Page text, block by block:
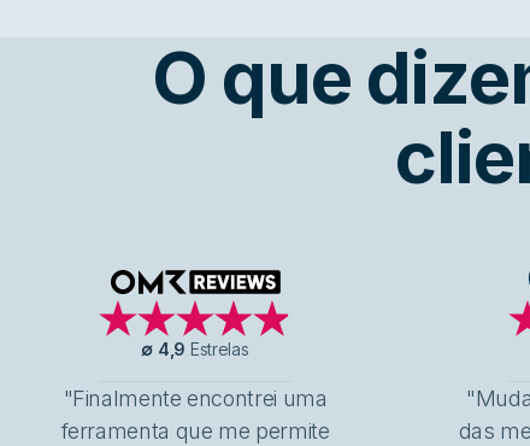
O que
OMR Reviews
∅ 4,9 Estrelas
"Finalmente encontrei uma
ferramenta que me permite
das